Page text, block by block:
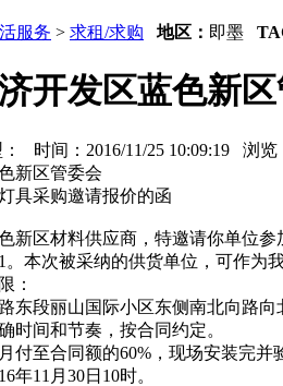
服务 > 求租/求购 地区： 即墨
开发区蓝色新
时间：2016/11/25 10:09:19 浏
新区管委会
具采购邀请报价的函
新区材料供应商，特邀请你单位参
本次被采纳的供货单位，可作为
：
东段丽山国际小区东侧南北向路
时间和节奏，按合同约定。
付至合同额的60%，现场安装完
年11月30日10时。